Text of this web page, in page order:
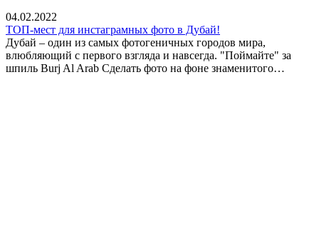
04.02.2022
ТОП-мест для инстаграмных фото в Дубай!
Дубай – один из самых фотогеничных городов мира,
влюбляющий с первого взгляда и навсегда. "Поймайте" за
шпиль Burj Al Arab Сделать фото на фоне знаменитого…